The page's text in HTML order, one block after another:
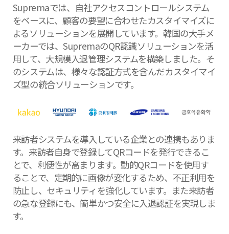
Supremaでは、自社アクセスコントロールシステム
をベースに、顧客の要望に合わせたカスタイマイズに
よるソリューションを展開しています。韓国の大手メ
ーカーでは、SupremaのQR認識ソリューションを活
用して、大規模入退管理システムを構築しました。そ
のシステムは、様々な認証方式を含んだカスタイマイ
ズ型の統合ソリューションです。
来訪者システムを導入している企業との連携もありま
す。来訪者自身で登録してQRコードを発行できるこ
とで、利便性が高まります。動的QRコードを使用す
ることで、定期的に画像が変化するため、不正利用を
防止し、セキュリティを強化しています。また来訪者
の急な登録にも、簡単かつ安全に入退認証を実現しま
す。